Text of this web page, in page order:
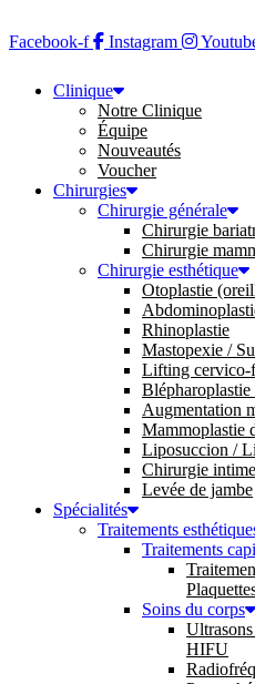
Facebook-f Instagram
Clinique
Notre Clinique
Équipe
Nouveautés
Voucher
Chirurgies
Chirurgie générale
Chirurgie
Chirurgie
Chirurgie esthétique
Otoplastie
Rhinoplastie
Mastopexie /
Lifting cervico-
Blépharoplastie
Augmentation
Mammoplastie
Liposuccion /
Chirurgie intime
Levée de jambe
Spécialités
Traitements
Traitements
Soins du corps
HIFU